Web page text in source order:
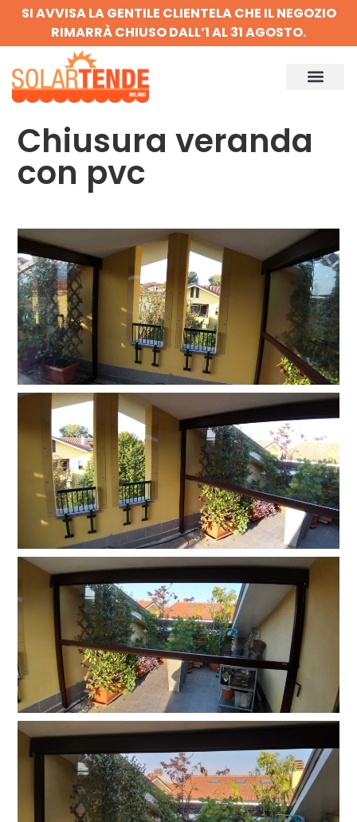
SI AVVISA LA GENTILE CLIENTELA CHE IL NEGOZIO
RIMARRÀ CHIUSO DALL’1 AL 31 AGOSTO.
Chiusura veranda
con pvc